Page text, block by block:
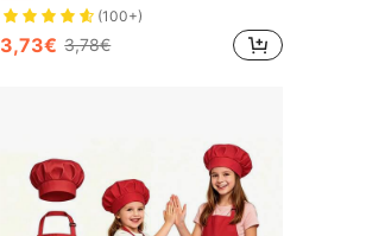
(100+)
3,73€ 3,78€